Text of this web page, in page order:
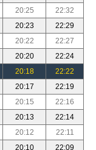
20:25
22:32
20:23
22:29
20:22
22:27
20:20
22:24
20:18
22:22
20:17
22:19
20:15
22:16
20:13
22:14
20:12
22:11
20:10 22:09